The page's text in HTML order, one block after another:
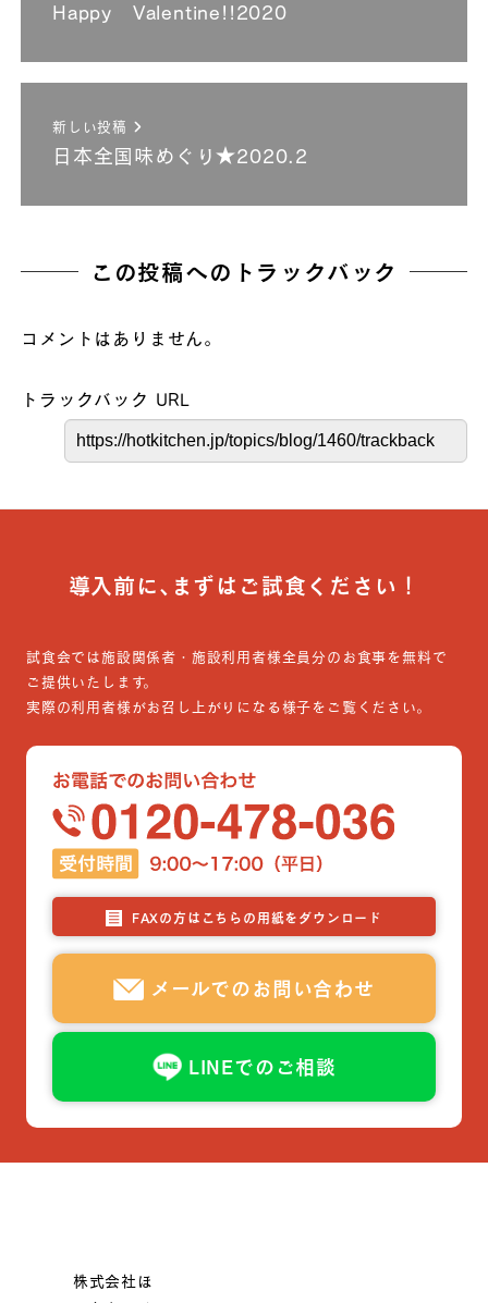
Happy Valentine!!2020
新しい投稿
日本全国味めぐり★2020.2
この投稿へのトラックバック
コメントはありません。
トラックバック URL
導入前に､まずはご試食ください！
試食会では施設関係者・施設利用者様全員分のお食事を無料で
ご提供いたします。
実際の利用者様がお召し上がりになる様子をご覧ください。
FAXの方はこちらの用紙をダウンロード
メールでのお問い合わせ
LINEでのご相談
株式会社ほ